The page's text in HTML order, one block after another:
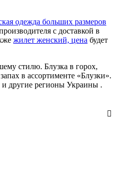
одежда больших размеров
с доставкой в
жилет женский, цена будет
стилю. Блузка в горох,
в ассортименте «Блузки».
и другие регионы Украины .